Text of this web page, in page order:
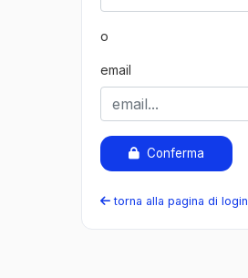
o
email
Conferma
torna alla pagina di login